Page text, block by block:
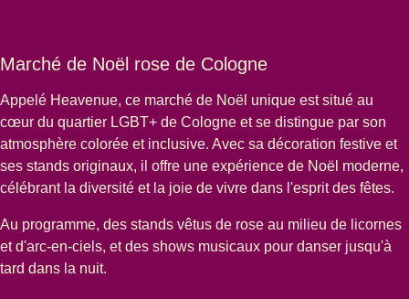
Marché de Noël rose de Cologne
Appelé Heavenue, ce marché de Noël unique est situé au
cœur du quartier LGBT+ de Cologne et se distingue par son
atmosphère colorée et inclusive. Avec sa décoration festive et
ses stands originaux, il offre une expérience de Noël moderne,
célébrant la diversité et la joie de vivre dans l'esprit des fêtes.
Au programme, des stands vêtus de rose au milieu de licornes
et d'arc-en-ciels, et des shows musicaux pour danser jusqu'à
tard dans la nuit.